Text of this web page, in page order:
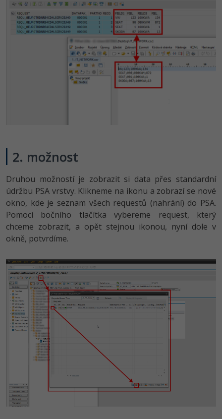
2. možnost
Druhou možností je zobrazit si data přes standardní
údržbu PSA vrstvy. Klikneme na ikonu a zobrazí se nové
okno, kde je seznam všech requestů (nahrání) do PSA.
Pomocí bočního tlačítka vybereme request, který
chceme zobrazit, a opět stejnou ikonou, nyní dole v
okně, potvrdíme.